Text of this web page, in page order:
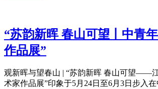
“苏韵新晖 春山可望丨中青
作品展”
观新晖与望春山 | “苏韵新晖 春山可望——
术家作品展”印象于5月24日至6月3日步入